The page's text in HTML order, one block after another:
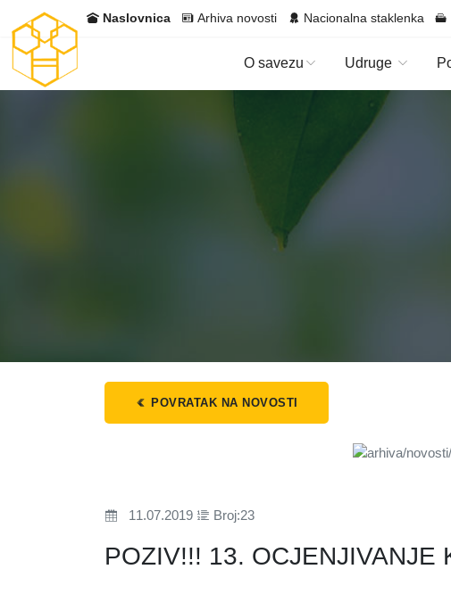
Naslovnica Arhiva novosti Nacionalna staklenka
O savezu Udruge
POVRATAK NA NOVOSTI
11.07.2019 Broj:23
POZIV!!! 13. OCJENJIVANJE